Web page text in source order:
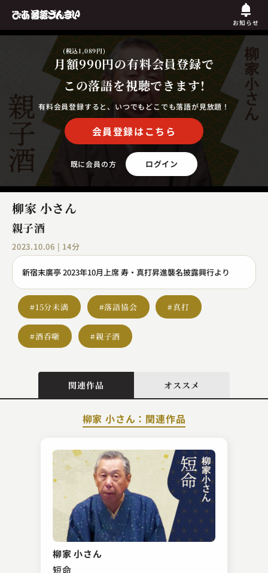
お知らせ
月額990円
(税込1,089円)
の有料会員登録で
この落語を視聴できます!
有料会員登録すると、いつでもどこでも落語が見放題！
会員登録はこちら
既に会員の方 ログイン
柳家 小さん
親子酒
2023.10.06 | 14分
新宿末廣亭 2023年10月上席 寿・真打昇進襲名披露興行より
#15分未満 #落語協会 #真打
#酒呑噺 #親子酒
関連作品 オススメ
柳家 小さん：関連作品
柳家 小さん
短命
金原亭 伯楽
猫の皿
2023.09.20 | 13分